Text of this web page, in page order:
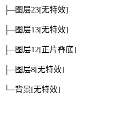
├─图层23[无特效]
├─图层13[无特效]
├─图层12[正片叠底]
├─图层8[无特效]
└─背景[无特效]